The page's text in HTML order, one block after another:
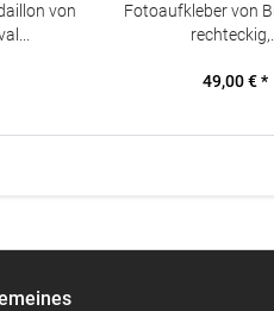
von
Fotoaufkleber von
rechteckig,...
49,00 € *